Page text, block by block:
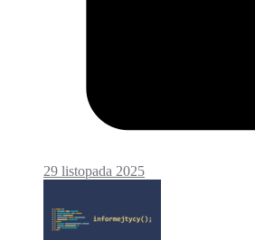
29 listopada 2025